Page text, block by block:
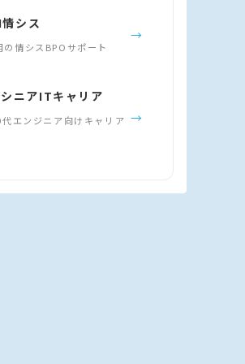
シス
の情シスBPOサポート
→
シニアITキャリア
エンジニア向けキャリア →